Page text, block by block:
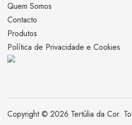
Quem Somos
Contacto
Produtos
Política de Privacidade e Cookies
Copyright © 2026 Tertúlia da Cor.